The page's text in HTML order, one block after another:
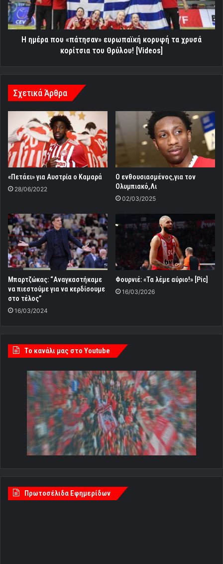
τα
χρυσά
κορίτσια
H ημέρα που «πάτησαν» ευρωπαϊκή κορυφή τα χρυσά
κορίτσια του Θρύλου! [Videos]
Σχετικά Άρθρα
«Πετάει» για Αυστρία ο Καμαρά
28/06/2022
Ο ενθουσιασμένος,για τον
Ολυμπιακό,Λι
02/03/2025
Μπαρτζώκας: “Αναγκαστήκαμε
να πιεστούμε για να κερδίσουμε
στο τέλος”
16/03/2024
Φουρνιέ: «Τα λέμε αύριο!» [Pic]
16/03/2026
Tο κανάλι μας στο Youtube
Πρωτοσέλιδα Εφημερίδων